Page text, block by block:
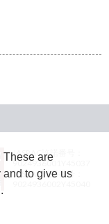
JASRAC許諾番号：
9024936001Y45037
JASRAC許諾番号：
These are
and to give us